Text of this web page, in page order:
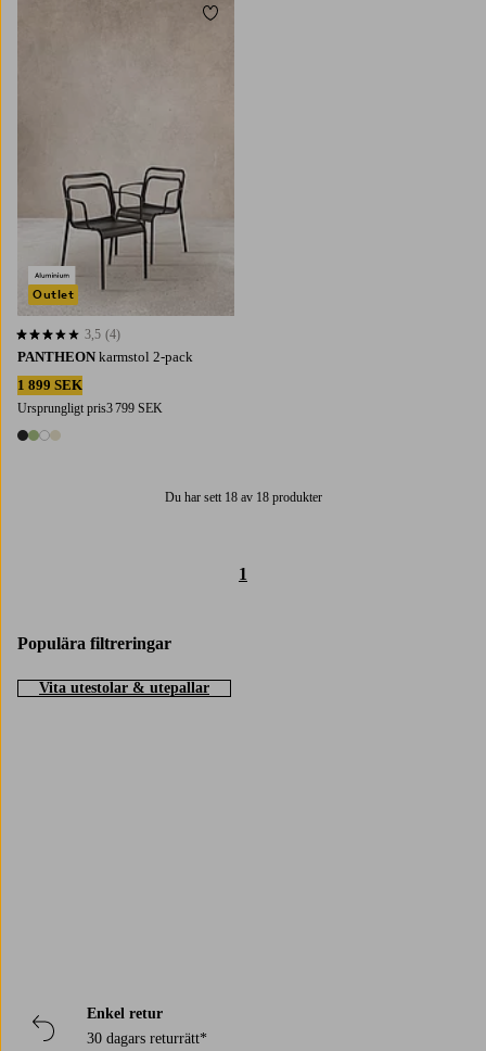
PANTHEON karmstol 2-pack
1 899 SEK
Ursprungligt pris3 799 SEK
4 färger
3,5 baserat på 4 st betyg
3,5 (4)
Outlet
Lägg till i favoriter
Du har sett 18 av 18 produkter
1
Populära filtreringar
Vita utestolar & utepallar
Enkel retur
30 dagars returrätt*